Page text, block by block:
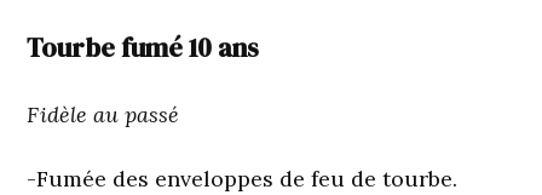
Tourbe fumé 10 ans
Fidèle au passé
-Fumée des enveloppes de feu de tourbe.